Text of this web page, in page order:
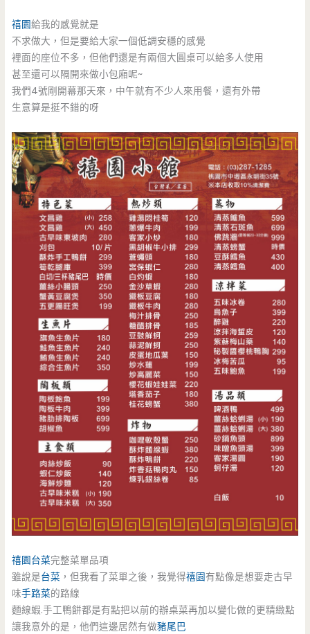
禧園給我的感覺就是
不求做大，但是要給大家一個低調安穩的感覺
裡面的座位不多，但他們還是有兩個大圓桌可以給多人使用
甚至還可以隔開來做小包廂呢~
我們4號剛開幕那天來，中午就有不少人來用餐，還有外帶
生意算是挺不錯的呀
禧園台菜完整菜單品項
雖說是台菜 ，但我看了菜單之後，我覺得禧園有點像是想要走古早
味手路菜的路線
麵線蝦.手工鴨餅都是有點把以前的辦桌菜再加以變化做的更精緻點
讓我意外的是，他們這邊居然有做豬尾巴